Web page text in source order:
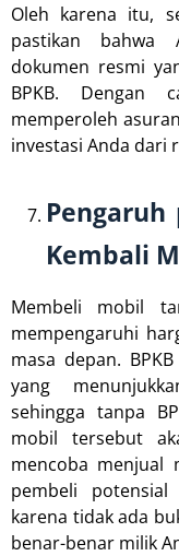
Oleh karena itu,
pastikan bahwa
dokumen resmi
BPKB. Dengan
memperoleh
investasi Anda dari
Pengaruh
Kembali
Membeli mobil
mempengaruhi
masa depan.
yang
sehingga tanpa
mobil tersebut
mencoba menjual
pembeli
karena tidak ada
benar-benar milik